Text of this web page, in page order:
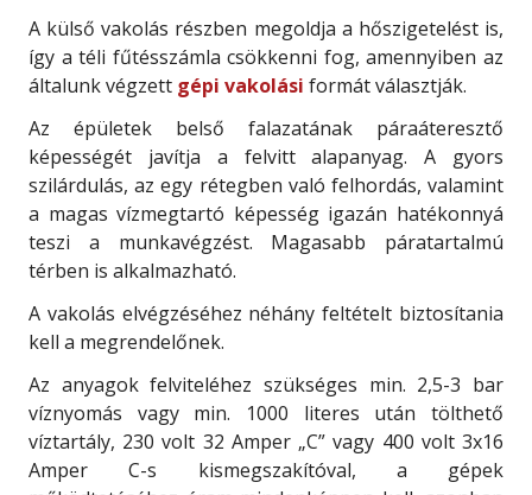
A külső vakolás részben megoldja a hőszigetelést is,
így a téli fűtésszámla csökkenni fog, amennyiben az
általunk végzett gépi vakolási formát választják.
Az épületek belső falazatának páraáteresztő
képességét javítja a felvitt alapanyag. A gyors
szilárdulás, az egy rétegben való felhordás, valamint
a magas vízmegtartó képesség igazán hatékonnyá
teszi a munkavégzést. Magasabb páratartalmú
térben is alkalmazható.
A vakolás elvégzéséhez néhány feltételt biztosítania
kell a megrendelőnek.
Az anyagok felviteléhez szükséges min. 2,5-3 bar
víznyomás vagy min. 1000 literes után tölthető
víztartály, 230 volt 32 Amper „C” vagy 400 volt 3x16
Amper C-s kismegszakítóval, a gépek